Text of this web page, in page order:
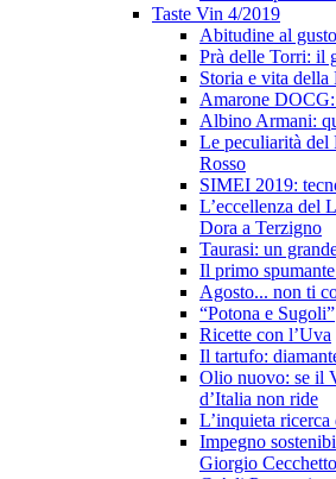
Taste Vin 4/2019
Abitudine al gusto
Prà delle Torri: il
Storia e vita della
Amarone
Albino Armani:
Le peculiarità del
Rosso
SIMEI 2019:
L’eccellenza del
Dora a Terzigno
Taurasi: un
Il primo
Agosto... non ti
“Potona e Sugoli”
Ricette con l’Uva
Il tartufo:
Olio nuovo: se il
d’Italia non ride
L’inquieta
Impegno
Giorgio Cecchetto